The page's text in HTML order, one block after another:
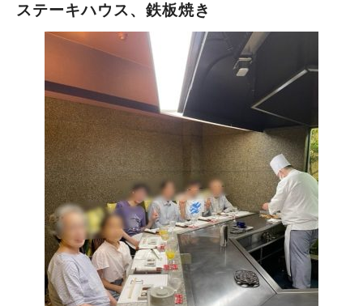
ステーキハウス、鉄板焼き